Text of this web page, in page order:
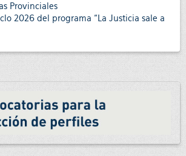
Provinciales
2026 del programa “La Justicia sale a